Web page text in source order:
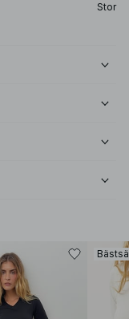
Stor